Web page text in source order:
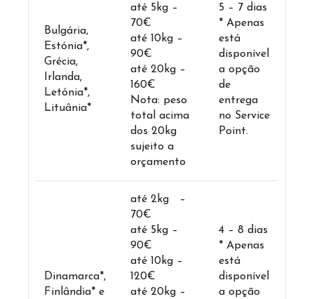
Bulgária,
Estónia*,
Grécia,
Irlanda,
Letónia*,
Lituânia*
até 5kg –
70€
até 10kg –
90€
até 20kg –
160€
Nota: peso
total acima
dos 20kg
sujeito a
orçamento
5 – 7 dias
* Apenas
está
disponível
a opção
de
entrega
no Service
Point.
Dinamarca*,
Finlândia* e
até 2kg –
70€
até 5kg –
90€
até 10kg –
120€
até 20kg –
4 – 8 dias
* Apenas
está
disponível
a opção